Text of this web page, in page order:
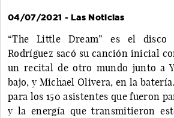
04/07/2021 - Las Noticias
“The Little Dream” es el disco
Rodríguez sacó su canción inicial
un recital de otro mundo junto a
bajo, y Michael Olivera, en la
para los 150 asistentes que fueron
y la energía que transmitieron